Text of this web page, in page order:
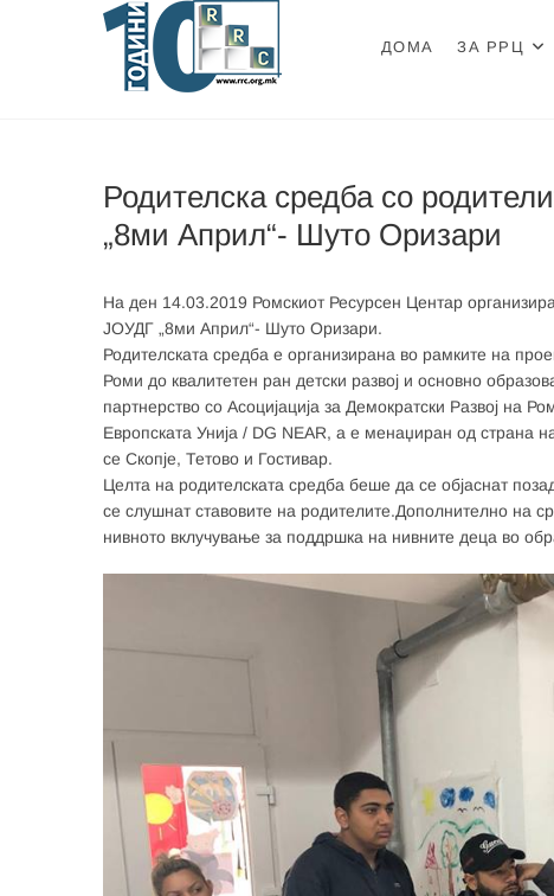
ДОМА ЗА РРЦ
Родителска средба со
„8ми Април“- Шуто Оризари
На ден 14.03.2019 Ромскиот Ресурсен Центар
ЈОУДГ „8ми Април“- Шуто Оризари.
Родителската средба е организирана во рамките на
Роми до квалитетен ран детски развој и основно
партнерство со Асоцијација за Демократски Развој на
Европската Унија / DG NEAR, а е менаџиран од
се Скопје, Тетово и Гостивар.
Целта на родителската средба беше да се објаснат
се слушнат ставовите на родителите.Дополнително на
нивното вклучување за поддршка на нивните деца во